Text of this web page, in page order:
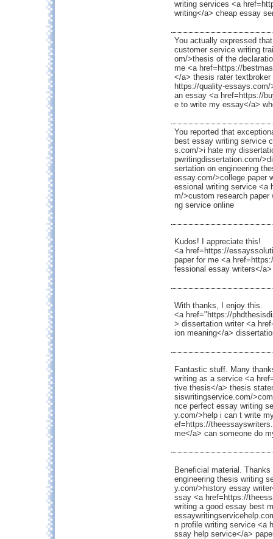
writing services <a
writing</a> cheap essay
You actually expressed
customer service writing
om/>thesis of the
me <a href=https://
</a> thesis rater
https://quality-
an essay <a href=https://
e to write my essay</a>
You reported that
best essay writing service
s.com/>i hate my
pwritingdissertation.com/
sertation on engineering
essay.com/>college paper
essional writing service <a
m/>custom research
ng service online
Kudos! I appreciate this!
<a href=https://
paper for me <a
fessional essay writers</
With thanks, I enjoy this.
<a href="https://
> dissertation writer <a
ion meaning</a>
Fantastic stuff. Many
writing as a service <a
tive thesis</a> thesis
siswritingservice.com/
nce perfect essay writing
y.com/>help i can t write
ef=https://
me</a> can someone do
Beneficial material. Thanks
engineering thesis writing
y.com/>history essay
ssay <a href=https://
writing a good essay best
n profile writing service <a
ssay help service</a>